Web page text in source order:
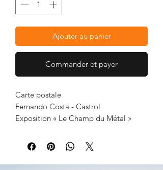
Ajouter au panier
Commander et payer
Carte postale
Fernando Costa - Castrol
Exposition « Le Champ du Métal »